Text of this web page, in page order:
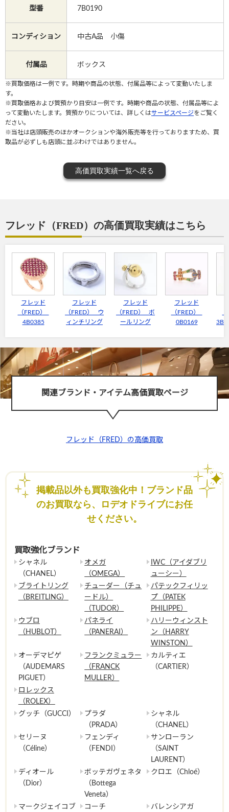
型番 7B0190
コンディション 中古A品 小傷
付属品 ボックス
※買取価格は一例です。時期や商品の状態、付属品等によって変動いたしま
す。
※買取価格および質預かり目安は一例です。時期や商品の状態、付属品等によ
って変動いたします。質預かりについては、詳しくはサービスページをご覧く
ださい。
※当社は店頭販売のほかオークションや海外販売等を行っておりますため、買
取品が必ずしも店頭に並ぶわけではありません。
高価買取実績一覧へ戻る
フレッド（FRED）の高価買取実績はこちら
フレッド
（FRED）
4B0385
フレッド
（FRED） ウ
ィンチリング
フレッド
（FRED） ボ
ールリング
フレッド
（FRED）
0B0169
関連ブランド・アイテム高価買取ページ
フレッド（FRED）の高価買取
掲載品以外も買取強化中！ブランド品
のお買取なら、ロデオドライブにお任
せください。
買取強化ブランド
シャネル
（CHANEL）
オメガ
（OMEGA）
IWC（アイダブリ
ューシー）
ブライトリング
（BREITLING）
チューダー（チュ
ードル）
（TUDOR）
パテックフィリッ
プ（PATEK
PHILIPPE）
ウブロ
（HUBLOT）
パネライ
（PANERAI）
ハリーウィンスト
ン（HARRY
WINSTON）
オーデマピゲ
（AUDEMARS
PIGUET）
フランクミュラー
（FRANCK
MULLER）
カルティエ
（CARTIER）
ロレックス
（ROLEX）
グッチ（GUCCI）
プラダ
（PRADA）
シャネル
（CHANEL）
セリーヌ
（Céline）
フェンディ
（FENDI）
サンローラン
（SAINT
LAURENT）
ディオール
（Dior）
ボッテガヴェネタ
（Bottega
Veneta）
クロエ（Chloé）
マークジェイコブ コーチ バレンシアガ